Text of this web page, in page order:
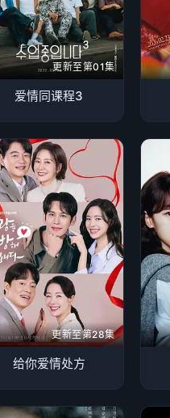
更新至第01集
爱情同课程3
更新至第28集
给你爱情处方